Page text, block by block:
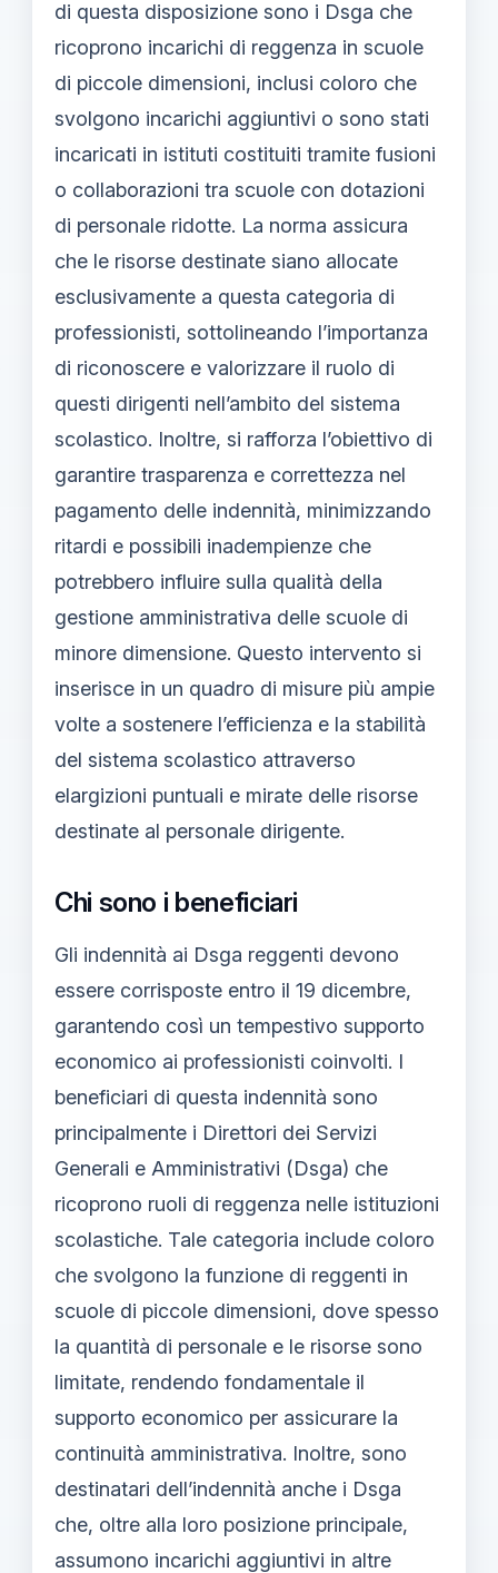
di questa disposizione sono i Dsga che
ricoprono incarichi di reggenza in scuole
di piccole dimensioni, inclusi coloro che
svolgono incarichi aggiuntivi o sono stati
incaricati in istituti costituiti tramite fusioni
o collaborazioni tra scuole con dotazioni
di personale ridotte. La norma assicura
che le risorse destinate siano allocate
esclusivamente a questa categoria di
professionisti, sottolineando l’importanza
di riconoscere e valorizzare il ruolo di
questi dirigenti nell’ambito del sistema
scolastico. Inoltre, si rafforza l’obiettivo di
garantire trasparenza e correttezza nel
pagamento delle indennità, minimizzando
ritardi e possibili inadempienze che
potrebbero influire sulla qualità della
gestione amministrativa delle scuole di
minore dimensione. Questo intervento si
inserisce in un quadro di misure più ampie
volte a sostenere l’efficienza e la stabilità
del sistema scolastico attraverso
elargizioni puntuali e mirate delle risorse
destinate al personale dirigente.
Chi sono i beneficiari
Gli indennità ai Dsga reggenti devono
essere corrisposte entro il 19 dicembre,
garantendo così un tempestivo supporto
economico ai professionisti coinvolti. I
beneficiari di questa indennità sono
principalmente i Direttori dei Servizi
Generali e Amministrativi (Dsga) che
ricoprono ruoli di reggenza nelle istituzioni
scolastiche. Tale categoria include coloro
che svolgono la funzione di reggenti in
scuole di piccole dimensioni, dove spesso
la quantità di personale e le risorse sono
limitate, rendendo fondamentale il
supporto economico per assicurare la
continuità amministrativa. Inoltre, sono
destinatari dell’indennità anche i Dsga
che, oltre alla loro posizione principale,
assumono incarichi aggiuntivi in altre